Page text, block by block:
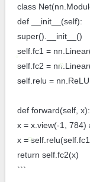
class
def __init__(self):
super().__init__()
self.fc1 =
self.fc2 =
self.relu =
def forward(self, x):
x = x.view(-1, 784)
x =
return self.fc2(x)
```